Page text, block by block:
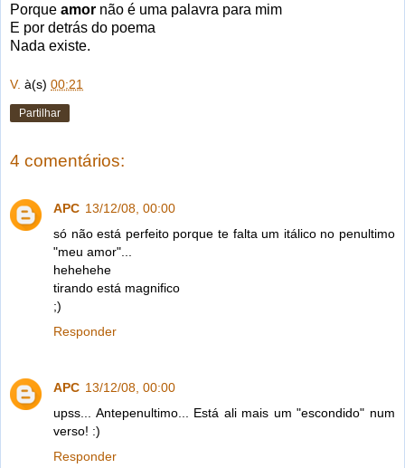
Porque amor não é uma palavra para mim
E por detrás do poema
Nada existe.
V. à(s) 00:21
Partilhar
4 comentários:
APC 13/12/08, 00:00
só não está perfeito porque te falta um itálico no penultimo
"meu amor"...
hehehehe
tirando está magnifico
;)
Responder
APC 13/12/08, 00:00
upss... Antepenultimo... Está ali mais um "escondido" num
verso! :)
Responder